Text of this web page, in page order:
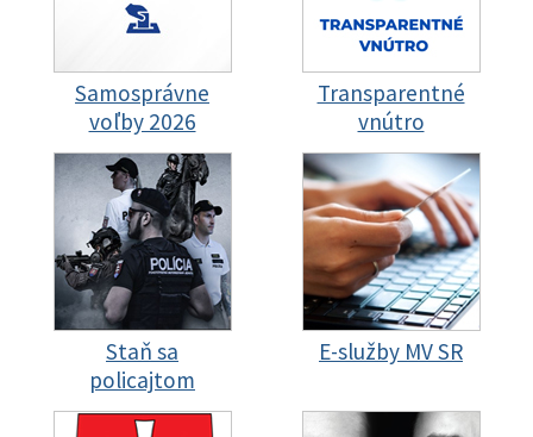
Samosprávne
voľby 2026
Transparentné
vnútro
Staň sa
policajtom
E-služby MV SR